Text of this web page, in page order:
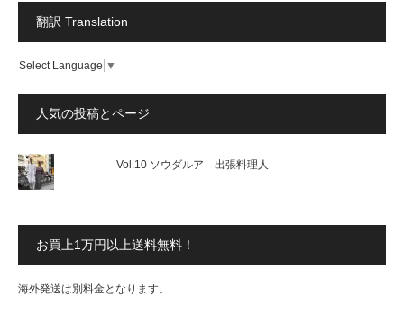
翻訳 Translation
Select Language ▼
人気の投稿とページ
Vol.10 ソウダルア 出張料理人
お買上1万円以上送料無料！
海外発送は別料金となります。